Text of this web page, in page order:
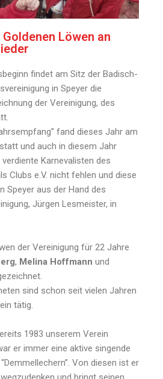
Löwen an
findet am Sitz der Badisch-
in Speyer die
der Vereinigung, des
fand dieses Jahr am
und auch in diesem Jahr
Karnevalisten des
Clubs e.V. nicht fehlen und diese
Speyer aus der Hand des
Jürgen Lesmeister, in
der Vereinigung für 22 Jahre
, Melina Hoffmann und
sind schon seit vielen Jahren
tätig.
1983 unserem Verein
er immer eine aktive singende
Von diesen ist er